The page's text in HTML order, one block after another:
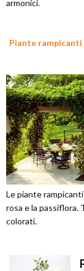
armonici.
Piante rampicanti
Le piante
rosa e la passiflora.
colorati.